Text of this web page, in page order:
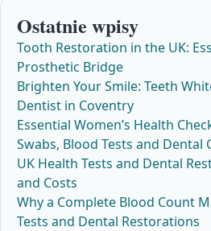
Ostatnie wpisy
Tooth Restoration in the UK:
Prosthetic Bridge
Brighten Your Smile: Teeth
Dentist in Coventry
Essential Women’s Health
Swabs, Blood Tests and Dental
UK Health Tests and Dental
and Costs
Why a Complete Blood Count
Tests and Dental Restorations